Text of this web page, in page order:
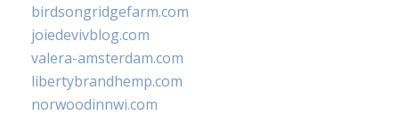
birdsongridgefarm.com
joiedevivblog.com
valera-amsterdam.com
libertybrandhemp.com
norwoodinnwi.com